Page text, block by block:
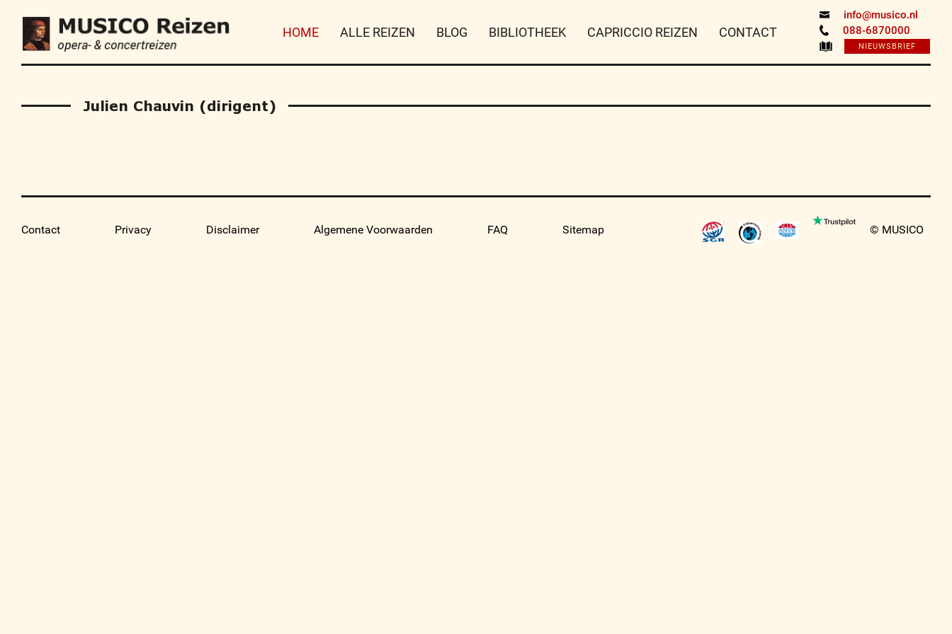
info@musico.nl
088-6870000
NIEUWSBRIEF
HOME ALLE REIZEN BLOG BIBLIOTHEEK CAPRICCIO REIZEN CONTACT
Julien Chauvin (dirigent)
Contact Privacy Disclaimer Algemene Voorwaarden FAQ Sitemap © MUSICO